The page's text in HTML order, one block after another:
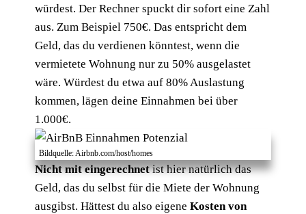
würdest. Der Rechner spuckt dir sofort eine Zahl
aus. Zum Beispiel 750€. Das entspricht dem
Geld, das du verdienen könntest, wenn die
vermietete Wohnung nur zu 50% ausgelastet
wäre. Würdest du etwa auf 80% Auslastung
kommen, lägen deine Einnahmen bei über
1.000€.
Bildquelle: Airbnb.com/host/homes
Nicht mit eingerechnetist hier natürlich das
Geld, das du selbst für die Miete der Wohnung
ausgibst. Hättest du also eigeneKosten von